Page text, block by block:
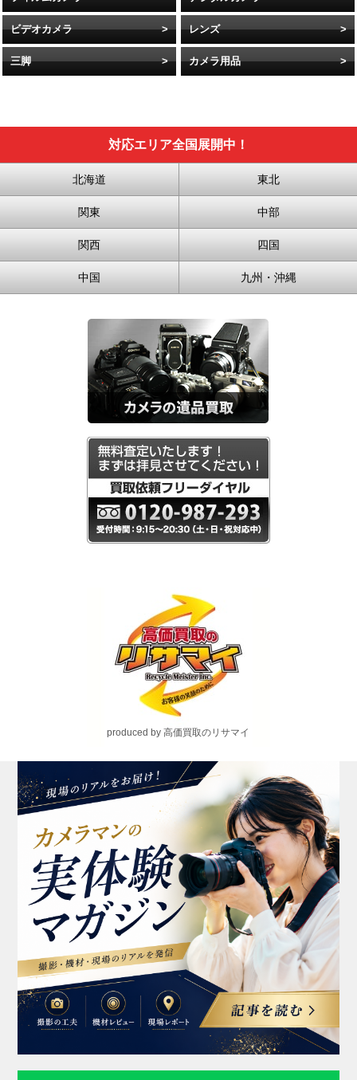
ビデオカメラ レンズ
三脚 カメラ用品
対応エリア全国展開中！
北海道 東北
関東 中部
関西 四国
中国 九州・沖縄
produced by 高価買取のリサマイ